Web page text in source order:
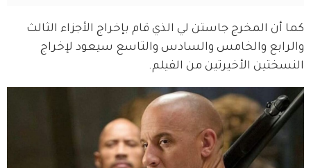
كما أن المخرج جاستن لي الذي قام بإخراج الأجزاء الثالث
والرابع والخامس والسادس والتاسع سيعود لإخراج
النسختين الأخيرتين من الفيلم.